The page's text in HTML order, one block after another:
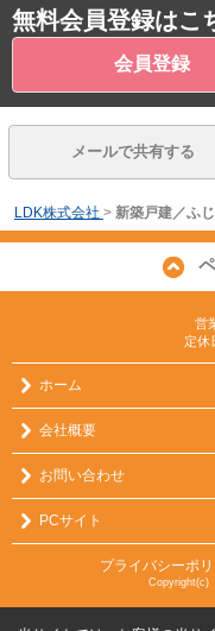
無料会員登録はこ
会員登録
メールで共有する
LDK株式会社 > 新築戸建／ふ
営
定休
ホーム
会社概要
お問い合わせ
PCサイト
プライバシーポ
Copyright(c)